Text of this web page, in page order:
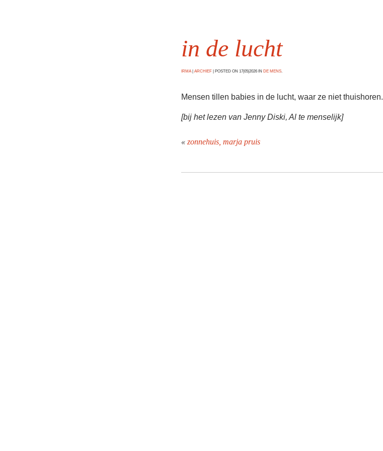
in de lucht
IRMA ARCHIEF POSTED ON 17|05|2026 IN DE MENS
Mensen tillen babies in de lucht, waar ze niet thuishoren.
[bij het lezen van Jenny Diski, Al te menselijk]
« zonnehuis, marja pruis